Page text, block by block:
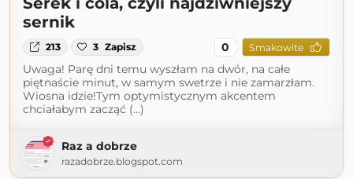
sernik
213 3 Zapisz 0 Smakowite
Uwaga! Parę dni temu wyszłam na dwór, na całe
piętnaście minut, w samym swetrze i nie zamarzłam.
Wiosna idzie!Tym optymistycznym akcentem
chciałabym zacząć (...)
Raz a dobrze
razadobrze.blogspot.com